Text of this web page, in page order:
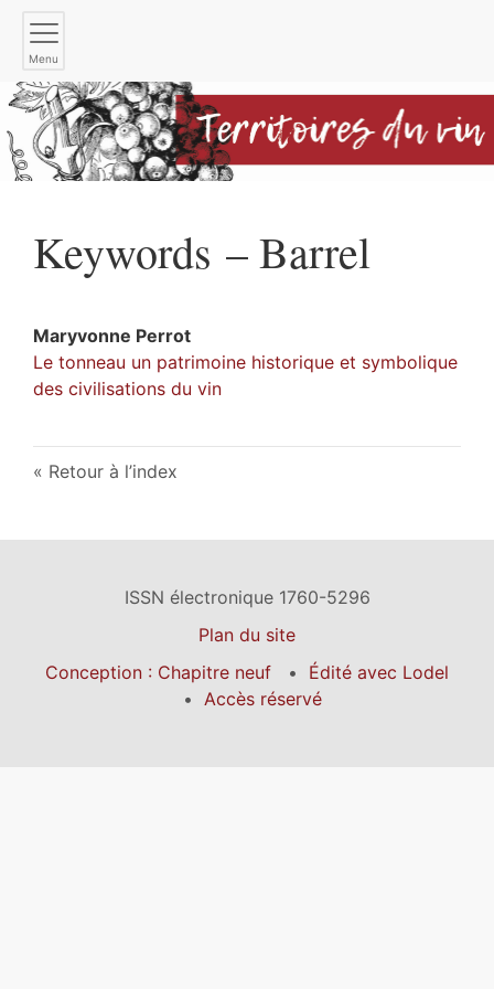
Menu
Keywords – Barrel
Maryvonne Perrot
Le tonneau un patrimoine historique et symbolique
des civilisations du vin
Retour à l’index
ISSN électronique 1760-5296
Plan du site
Conception : Chapitre neuf
Édité avec Lodel
Accès réservé